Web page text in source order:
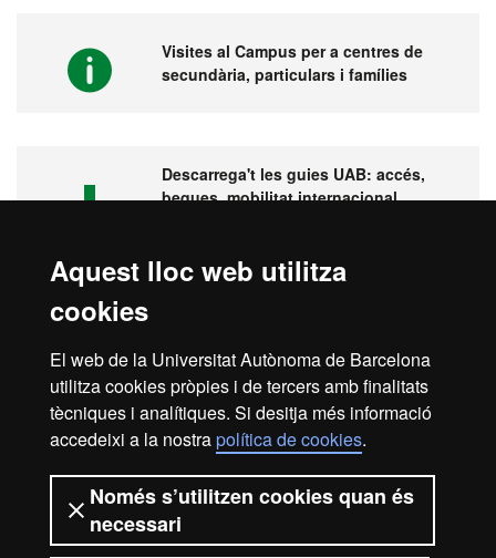
Aquest lloc web utilitza
cookies
El web de la Universitat Autònoma de Barcelona
utilitza cookies pròpies i de tercers amb finalitats
tècniques i analítiques. Si desitja més informació
accedeixi a la nostrapolítica de cookies.
Només s’utilitzen cookies quan és
necessari
Visites al Campus per a centres de
secundària, particulars i famílies
Descarrega't les guies UAB: accés,
beques, mobilitat internacional,
Avís legal Protecció de dades
Sobre el web
Accessibilitat web